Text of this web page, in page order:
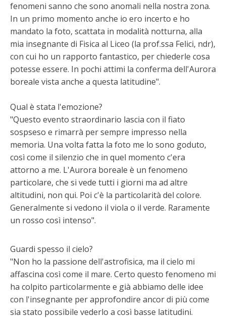
fenomeni sanno che sono anomali nella nostra zona.
In un primo momento anche io ero incerto e ho
mandato la foto, scattata in modalità notturna, alla
mia insegnante di Fisica al Liceo (la prof.ssa Felici, ndr),
con cui ho un rapporto fantastico, per chiederle cosa
potesse essere. In pochi attimi la conferma dell'Aurora
boreale vista anche a questa latitudine".
Qual è stata l'emozione?
"Questo evento straordinario lascia con il fiato
sospseso e rimarrà per sempre impresso nella
memoria. Una volta fatta la foto me lo sono goduto,
così come il silenzio che in quel momento c'era
attorno a me. L'Aurora boreale è un fenomeno
particolare, che si vede tutti i giorni ma ad altre
altitudini, non qui. Poi c'è la particolarità del colore.
Generalmente si vedono il viola o il verde. Raramente
un rosso così intenso".
Guardi spesso il cielo?
"Non ho la passione dell'astrofisica, ma il cielo mi
affascina così come il mare. Certo questo fenomeno mi
ha colpito particolarmente e già abbiamo delle idee
con l'insegnante per approfondire ancor di più come
sia stato possibile vederlo a così basse latitudini.